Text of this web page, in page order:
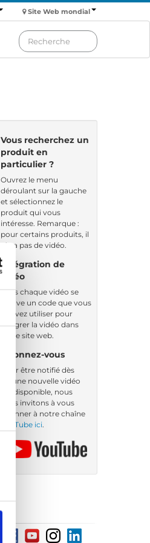
Site Web mondial
Vous recherchez un
produit en
particulier ?
Ouvrez le menu
déroulant sur la gauche
et sélectionnez le
produit qui vous
intéresse. Remarque :
pour certains produits, il
n’y a pas de vidéo.
Intégration de
vidéo
Sous chaque vidéo se
trouve un code que vous
pouvez utiliser pour
intégrer la vidéo dans
votre site web.
Abonnez-vous
Pour être notifié dès
qu’une nouvelle vidéo
est disponible, nous
vous invitons à vous
abonner à notre chaîne
YouTube ici.